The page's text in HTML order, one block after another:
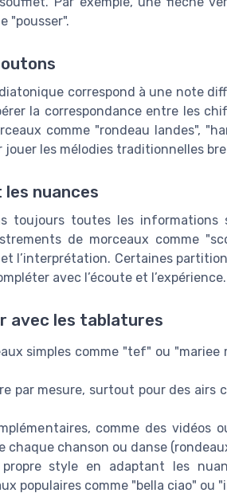
"pousser".
correspond à une note
la correspondance entre les
comme "rondeau landes",
jouer les mélodies traditionnelles
nuances
toujours toutes les
de morceaux comme
l’interprétation. Certaines
avec l’écoute et l’expérience.
avec les tablatures
simples comme "tef" ou
par mesure, surtout pour des airs
comme des vidéos
chaque chanson ou danse
propre style en adaptant les
populaires comme "bella ciao" ou